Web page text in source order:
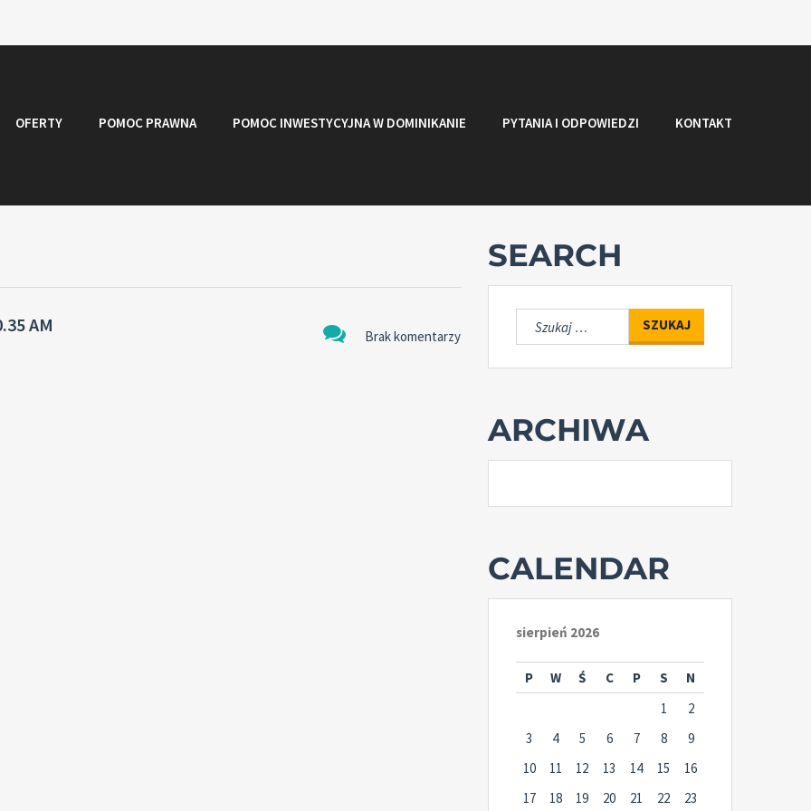
OFERTY POMOC PRAWNA POMOC INWESTYCYJNA W DOMINIKANIE PYTANIA I ODPOWIEDZI KONTAKT
Brak komentarzy
AM
SEARCH
Szukaj:
ARCHIWA
CALENDAR
sierpień 2026
P W Ś C P S
N
1
2
3
4 5 6 7 8
9
10
11 12 13 14 15
16
17
18 19 20 21 22
23